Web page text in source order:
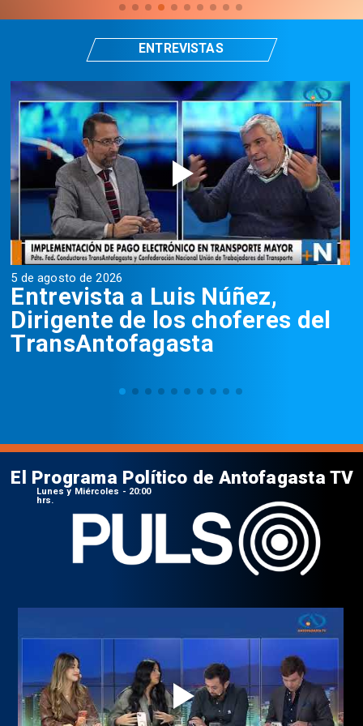
5 de agosto de 2026
Entrevista a Luis Núñez,
Dirigente de los choferes del
TransAntofagasta
ENTREVISTAS
El Programa Político de Antofagasta TV
Lunes y Miércoles - 20:00
hrs.